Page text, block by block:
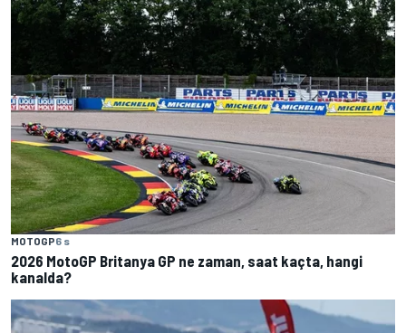
MOTOGP6 s
2026 MotoGP Britanya GP ne zaman, saat kaçta, hangi
kanalda?